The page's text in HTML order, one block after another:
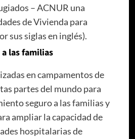
– ACNUR una
de Vivienda para
sus siglas en inglés).
las familias
en campamentos de
partes del mundo para
seguro a las familias y
ampliar la capacidad de
hospitalarias de